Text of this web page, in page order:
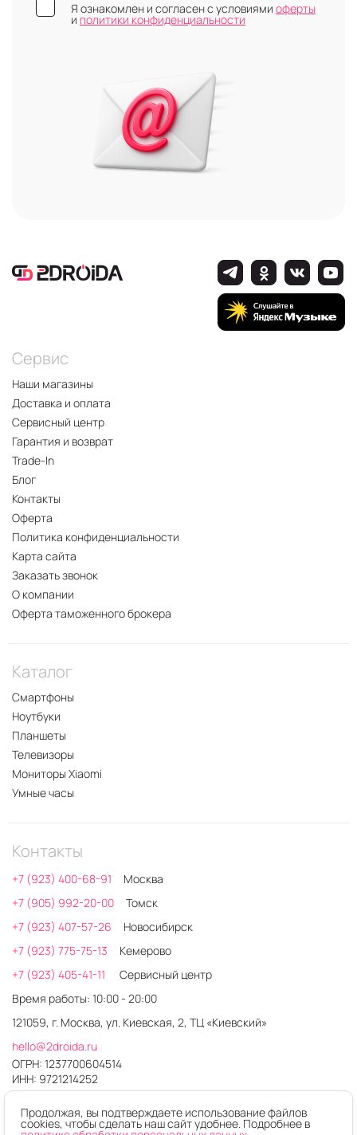
Я ознакомлен и согласен с условиями оферты
и политики конфиденциальности
Сервис
Наши магазины
Доставка и оплата
Сервисный центр
Гарантия и возврат
Trade-In
Блог
Контакты
Оферта
Политика конфиденциальности
Карта сайта
Заказать звонок
О компании
Оферта таможенного брокера
Каталог
Смартфоны
Ноутбуки
Планшеты
Телевизоры
Мониторы Xiaomi
Умные часы
Контакты
+7 (923) 400-68-91
Москва
+7 (905) 992-20-00
Томск
+7 (923) 407-57-26
Новосибирск
+7 (923) 775-75-13
Кемерово
+7 (923) 405-41-11
Сервисный центр
Время работы: 10:00 - 20:00
121059, г. Москва, ул. Киевская, 2, ТЦ «Киевский»
hello@2droida.ru
ОГРН: 1237700604514
ИНН: 9721214252
Продолжая, вы подтверждаете использование файлов
cookies, чтобы сделать наш сайт удобнее. Подробнее в